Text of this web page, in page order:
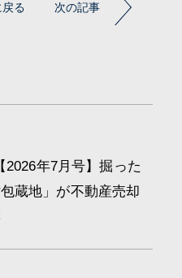
る 次の記事
2026年7月号】掘った
蔵地」が不動産売却